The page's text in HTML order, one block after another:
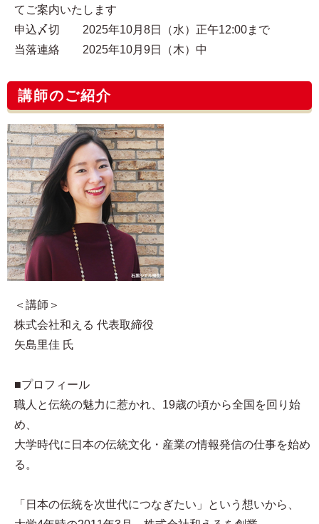
てご案内いたします
申込〆切 2025年10月8日（水）正午12:00まで
当落連絡 2025年10月9日（木）中
講師のご紹介
＜講師＞
株式会社和える 代表取締役
矢島里佳 氏
■プロフィール​
職人と伝統の魅力に惹かれ、19歳の頃から全国を回り始
め、
大学時代に日本の伝統文化・産業の情報発信の仕事を始め
る。
「日本の伝統を次世代につなぎたい」という想いから、